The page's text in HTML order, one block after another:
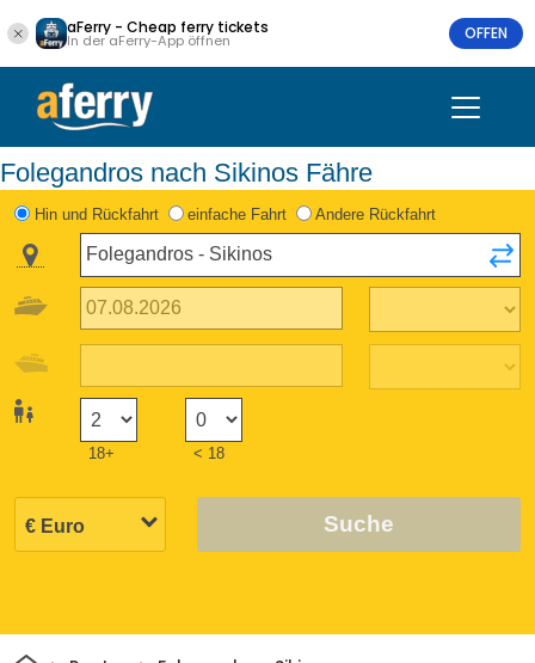
aFerry - Cheap ferry tickets
In der aFerry-App öffnen OFFEN
Folegandros nach Sikinos Fähre
Hin und Rückfahrt einfache Fahrt Andere Rückfahrt
18+ < 18
Suche